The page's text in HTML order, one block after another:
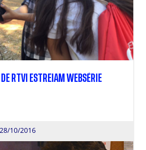
RTVI ESTREIAM WEBSÉRIE
10/2016